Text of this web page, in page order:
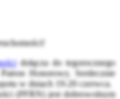
dołącza do tegorocznego
Honorowy. Serdecznie
w dniach 19-20 czerwca.
(PFRN) jest dobrowolnym